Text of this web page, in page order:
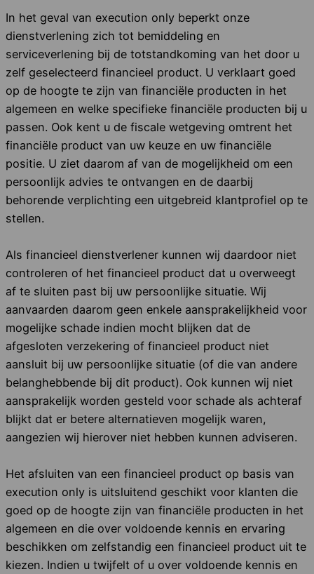
In het geval van execution only beperkt onze
dienstverlening zich tot bemiddeling en
serviceverlening bij de totstandkoming van het door u
zelf geselecteerd financieel product. U verklaart goed
op de hoogte te zijn van financiële producten in het
algemeen en welke specifieke financiële producten bij u
passen. Ook kent u de fiscale wetgeving omtrent het
financiële product van uw keuze en uw financiële
positie. U ziet daarom af van de mogelijkheid om een
persoonlijk advies te ontvangen en de daarbij
behorende verplichting een uitgebreid klantprofiel op te
stellen.
Als financieel dienstverlener kunnen wij daardoor niet
controleren of het financieel product dat u overweegt
af te sluiten past bij uw persoonlijke situatie. Wij
aanvaarden daarom geen enkele aansprakelijkheid voor
mogelijke schade indien mocht blijken dat de
afgesloten verzekering of financieel product niet
aansluit bij uw persoonlijke situatie (of die van andere
belanghebbende bij dit product). Ook kunnen wij niet
aansprakelijk worden gesteld voor schade als achteraf
blijkt dat er betere alternatieven mogelijk waren,
aangezien wij hierover niet hebben kunnen adviseren.
Het afsluiten van een financieel product op basis van
execution only is uitsluitend geschikt voor klanten die
goed op de hoogte zijn van financiële producten in het
algemeen en die over voldoende kennis en ervaring
beschikken om zelfstandig een financieel product uit te
kiezen. Indien u twijfelt of u over voldoende kennis en